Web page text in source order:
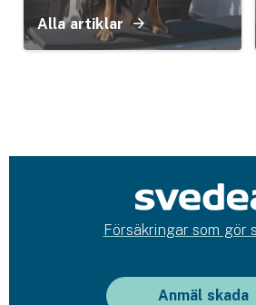
Alla artiklar
Försäkringar som gör
Anmäl skada